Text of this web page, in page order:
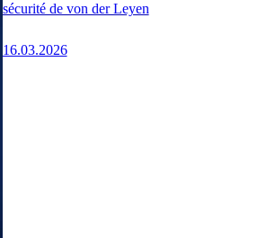
sécurité de von der Leyen
16.03.2026